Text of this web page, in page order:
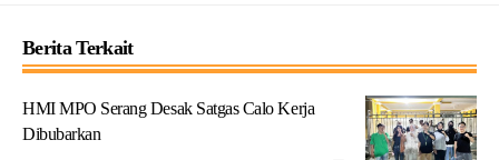
Berita Terkait
HMI MPO Serang Desak Satgas Calo Kerja
Dibubarkan